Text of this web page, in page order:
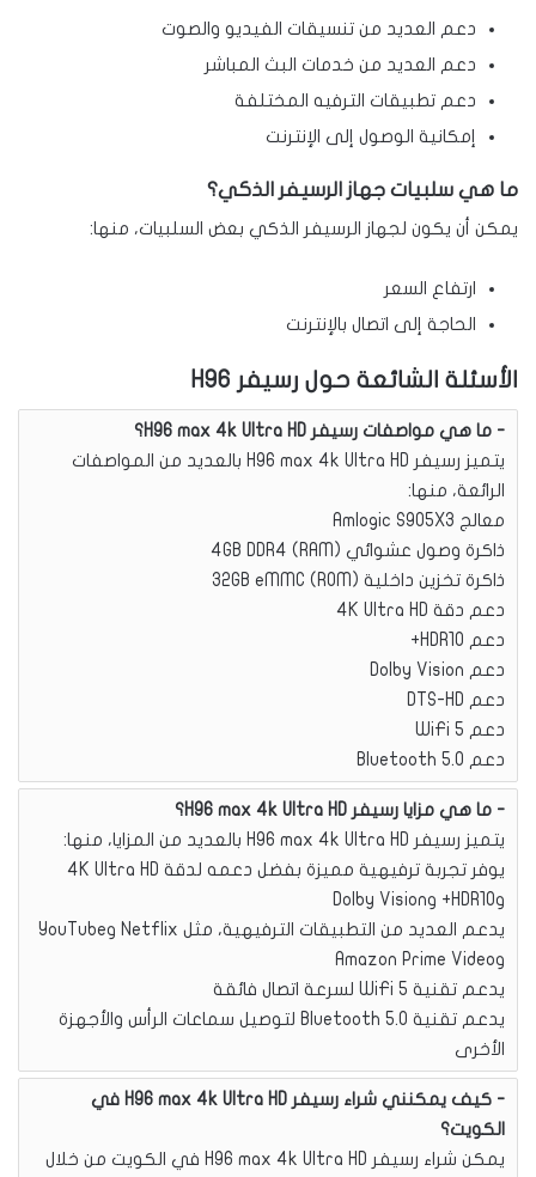
دعم العديد من تنسيقات الفيديو والصوت
دعم العديد من خدمات البث المباشر
دعم تطبيقات الترفيه المختلفة
إمكانية الوصول إلى الإنترنت
ما هي سلبيات جهاز الرسيفر الذكي؟
يمكن أن يكون لجهاز الرسيفر الذكي بعض السلبيات، منها:
ارتفاع السعر
الحاجة إلى اتصال بالإنترنت
الأسئلة الشائعة حول رسيفر H96
ما هي مواصفات رسيفر H96 max 4k Ultra HD؟
يتميز رسيفر H96 max 4k Ultra HD بالعديد من المواصفات
الرائعة، منها:
معالج Amlogic S905X3
ذاكرة وصول عشوائي (RAM) 4GB DDR4
ذاكرة تخزين داخلية (ROM) 32GB eMMC
دعم دقة 4K Ultra HD
دعم HDR10+
دعم Dolby Vision
دعم DTS-HD
دعم WiFi 5
دعم Bluetooth 5.0
ما هي مزايا رسيفر H96 max 4k Ultra HD؟
يتميز رسيفر H96 max 4k Ultra HD بالعديد من المزايا، منها:
يوفر تجربة ترفيهية مميزة بفضل دعمه لدقة 4K Ultra HD
وHDR10+ وDolby Vision
يدعم العديد من التطبيقات الترفيهية، مثل Netflix وYouTube
وAmazon Prime Video
يدعم تقنية WiFi 5 لسرعة اتصال فائقة
يدعم تقنية Bluetooth 5.0 لتوصيل سماعات الرأس والأجهزة
الأخرى
كيف يمكنني شراء رسيفر H96 max 4k Ultra HD في
الكويت؟
يمكن شراء رسيفر H96 max 4k Ultra HD في الكويت من خلال